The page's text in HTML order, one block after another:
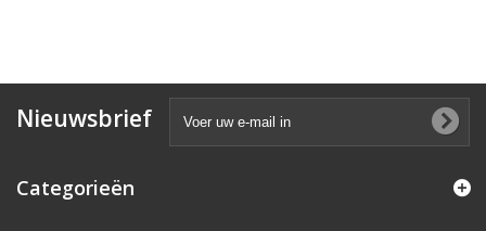
Nieuwsbrief
Categorieën